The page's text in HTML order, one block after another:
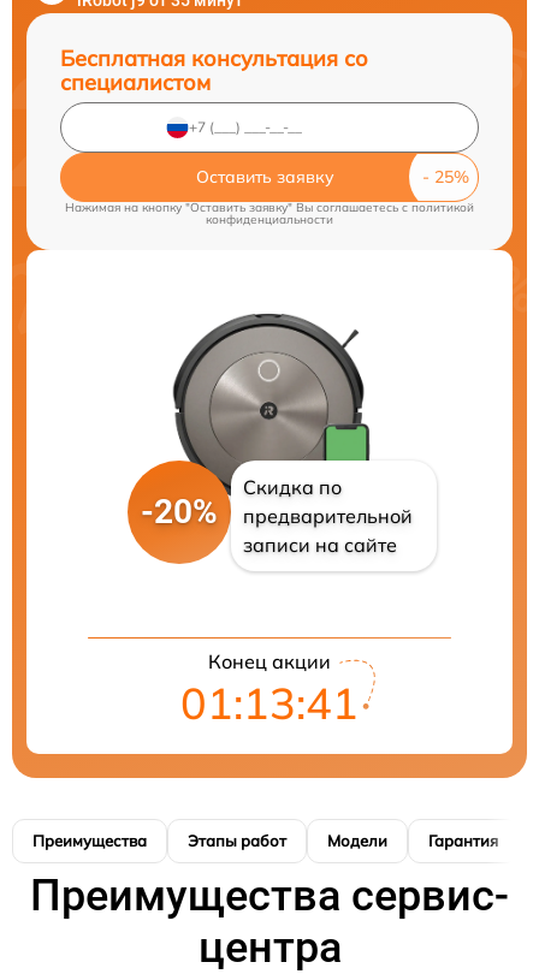
Бесплатная консультация со
специалистом
Оставить заявку
Нажимая на кнопку "Оставить заявку" Вы соглашаетесь cполитикой
конфиденциальности
-20%
Скидка по
предварительной
записи на сайте
Конец акции
01:13:40
Преимущества Этапы работ Модели Гарантия
Преимущества сервис-
центра